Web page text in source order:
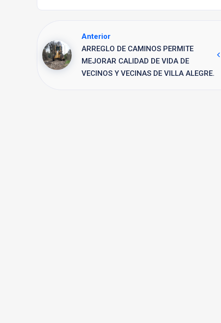
Anterior
ARREGLO DE CAMINOS PERMITE
MEJORAR CALIDAD DE VIDA DE
VECINOS Y VECINAS DE VILLA ALEGRE.